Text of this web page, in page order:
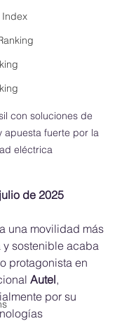
Index
con soluciones de
apuesta fuerte por la
eléctrica
de 2025
una movilidad más
sostenible acaba
protagonista en
Autel,
por su